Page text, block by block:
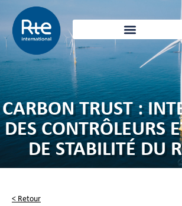
CARBON TRUST :
DES CONTRÔLEURS
DE STABILITÉ DU
< Retour